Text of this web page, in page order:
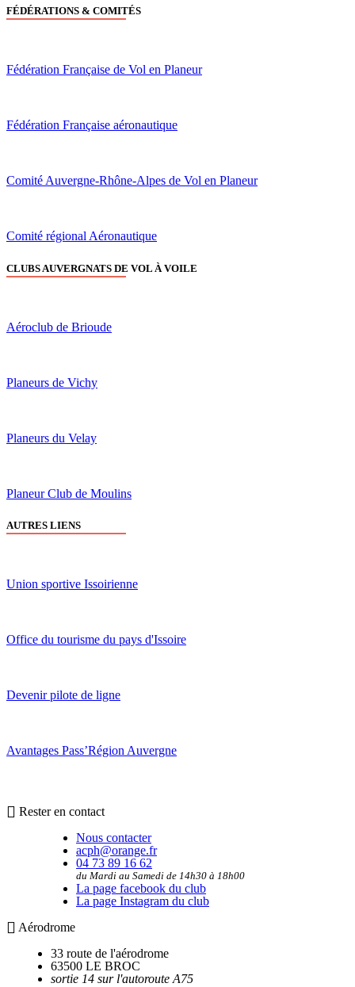
FÉDÉRATIONS & COMITÉS
Fédération Française de Vol en Planeur
Fédération Française aéronautique
Comité Auvergne-Rhône-Alpes de Vol en Planeur
Comité régional Aéronautique
CLUBS AUVERGNATS DE VOL À VOILE
Aéroclub de Brioude
Planeurs de Vichy
Planeurs du Velay
Planeur Club de Moulins
AUTRES LIENS
Union sportive Issoirienne
Office du tourisme du pays d'Issoire
Devenir pilote de ligne
Avantages Pass’Région Auvergne
Rester en contact
Nous contacter
acph@orange.fr
04 73 89 16 62
du Mardi au Samedi de 14h30 à 18h00
La page facebook du club
La page Instagram du club
Aérodrome
33 route de l'aérodrome
63500 LE BROC
sortie 14 sur l'autoroute A75